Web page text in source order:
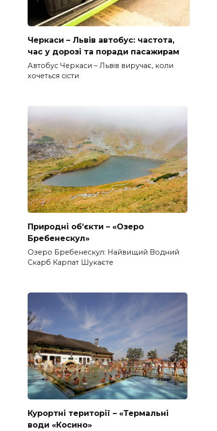
Черкаси – Львів автобус: частота,
час у дорозі та поради пасажирам
Автобус Черкаси – Львів виручає, коли
хочеться сісти
Природні об’єкти – «Озеро
Бребенескул»
Озеро Бребенескул: Найвищий Водний
Скарб Карпат Шукаєте
Курортні території – «Термальні
води «Косино»